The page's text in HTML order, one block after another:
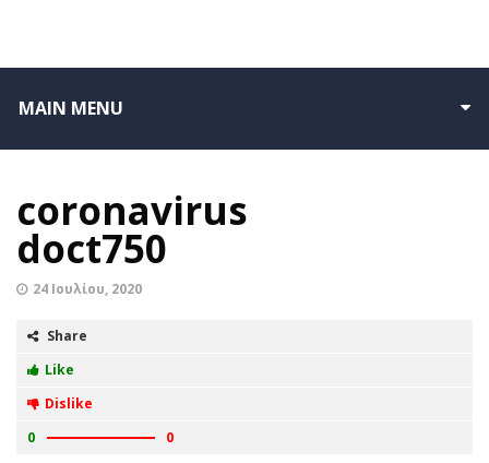
MAIN MENU
coronavirus
doct750
24 Ιουλίου, 2020
Share
Like
Dislike
0
0